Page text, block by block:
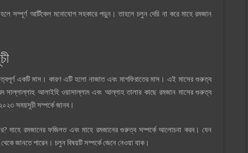
সম্পূর্ণ আর্টিকেল মনোযোগ সহকারে পড়ুন। তাহলে চলুন দেরি না করে মাহে রমজান
একটি মাস। কারণ এটি হলো নাজাত এবং মাগফিরাতের মাস। এই মাসের গুরুত্ব
সাল্লাল্লাহু আলাইহি ওয়াসাল্লাম এবং আল্লাহ তালার কাছে রমজান মাসের গুরুত্ব
সময়সূচী সম্পর্কে জানব।
মাহে রমজানের ফজিলত এবং মাহে রমজানের গুরুত্ব সম্পর্কে আলোচনা করব। যেন
জানতে পারেন। চলুন বিষয়টি সম্পর্কে জেনে নেওয়া যাক।